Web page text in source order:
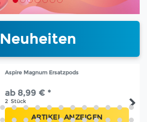
Neuheiten
Aspire Magnum Ersatzpods
ab 8,99 € *
2 Stück
ARTIKEL ANZEIGEN